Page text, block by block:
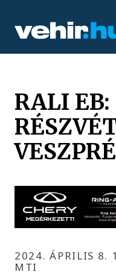
RALI EB:
2024. ÁPRILIS 8.
MTI